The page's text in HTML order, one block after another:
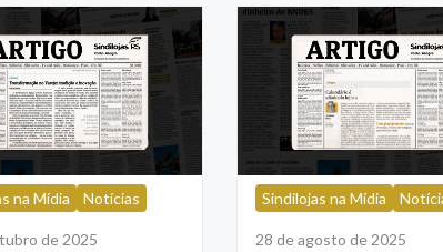
na Mídia Notícias
de 2025
Sindilojas na Mídia
28 de agosto de 2025